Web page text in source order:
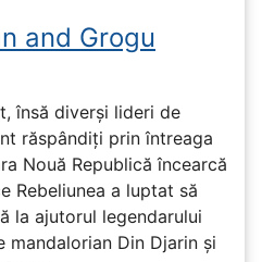
and Grogu
însă diverși lideri de
răspândiți prin întreaga
Nouă Republică încearcă
Rebeliunea a luptat să
la ajutorul legendarului
mandalorian Din Djarin și